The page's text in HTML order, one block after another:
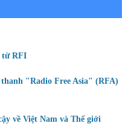
từ RFI
"Radio Free Asia" (RFA)
về Việt Nam và Thế giới